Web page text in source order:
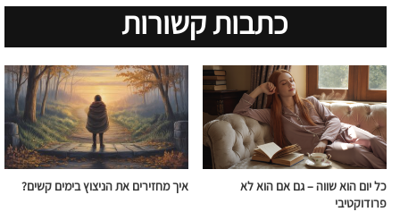
כתבות קשורות
כל יום הוא שווה – גם אם הוא לא
פרודוקטיבי
איך מחזירים את הניצוץ בימים קשים?